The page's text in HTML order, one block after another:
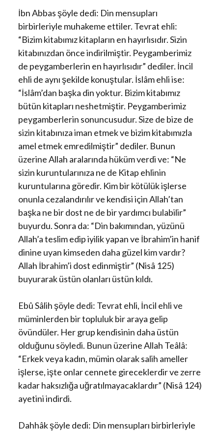
İbn Abbas şöyle dedi: Din mensupları
birbirleriyle muhakeme ettiler. Tevrat ehli:
“Bizim kitabımız kitapların en hayırlısıdır. Sizin
kitabınızdan önce indirilmiştir. Peygamberimiz
de peygamberlerin en hayırlısıdır” dediler. İncil
ehli de aynı şekilde konuştular. İslâm ehli ise:
“İslâm’dan başka din yoktur. Bizim kitabımız
bütün kitapları neshetmiştir. Peygamberimiz
peygamberlerin sonuncusudur. Size de bize de
sizin kitabınıza iman etmek ve bizim kitabımızla
amel etmek emredilmiştir” dediler. Bunun
üzerine Allah aralarında hüküm verdi ve: “Ne
sizin kuruntularınıza ne de Kitap ehlinin
kuruntularına göredir. Kim bir kötülük işlerse
onunla cezalandırılır ve kendisi için Allah’tan
başka ne bir dost ne de bir yardımcı bulabilir”
buyurdu. Sonra da: “Din bakımından, yüzünü
Allah’a teslim edip iyilik yapan ve İbrahim’in hanif
dinine uyan kimseden daha güzel kim vardır?
Allah İbrahim’i dost edinmiştir” (Nisâ 125)
buyurarak üstün olanları üstün kıldı.
Ebû Sâlih şöyle dedi: Tevrat ehli, İncil ehli ve
müminlerden bir topluluk bir araya gelip
övündüler. Her grup kendisinin daha üstün
olduğunu söyledi. Bunun üzerine Allah Teâlâ:
“Erkek veya kadın, mümin olarak salih ameller
işlerse, işte onlar cennete gireceklerdir ve zerre
kadar haksızlığa uğratılmayacaklardır” (Nisâ 124)
ayetini indirdi.
Dahhâk şöyle dedi: Din mensupları birbirleriyle